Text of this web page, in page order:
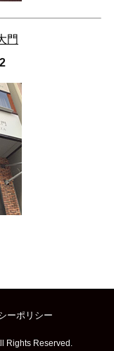
門
ーポリシー
Rights Reserved.